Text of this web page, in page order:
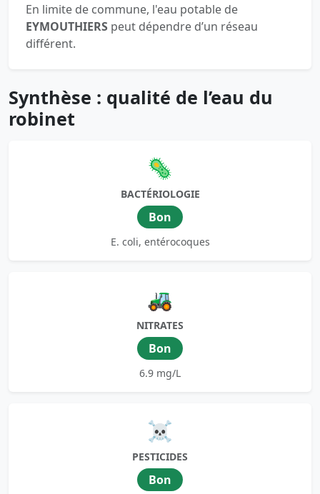
En limite de commune, l'eau potable de
EYMOUTHIERS peut dépendre d’un réseau
différent.
Synthèse : qualité de l’eau du
robinet
🦠
BACTÉRIOLOGIE
Bon
E. coli, entérocoques
🚜
NITRATES
Bon
6.9 mg/L
☠️
PESTICIDES
Bon